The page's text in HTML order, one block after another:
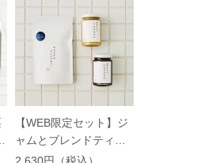
【WEB限定セット】ジ
ャムとブレンドティー
のセット
2,630円（税込）